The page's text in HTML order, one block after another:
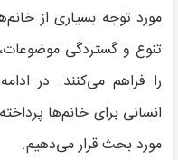
مورد توجه بسیاری از
تنوع و گستردگی
را فراهم می‌کنند. در
انسانی برای خانم‌ها
مورد بحث قرار می‌دهیم.